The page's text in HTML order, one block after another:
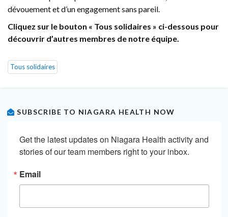
dévouement et d’un engagement sans pareil.
Cliquez sur le bouton « Tous solidaires » ci-dessous pour
découvrir d’autres membres de notre équipe.
Tous solidaires
SUBSCRIBE TO NIAGARA HEALTH NOW
Get the latest updates on Niagara Health activity and
stories of our team members right to your inbox.
Email